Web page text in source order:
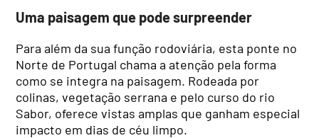
Uma paisagem que pode surpreender
Para além da sua função rodoviária, esta ponte no
Norte de Portugal chama a atenção pela forma
como se integra na paisagem. Rodeada por
colinas, vegetação serrana e pelo curso do rio
Sabor, oferece vistas amplas que ganham especial
impacto em dias de céu limpo.